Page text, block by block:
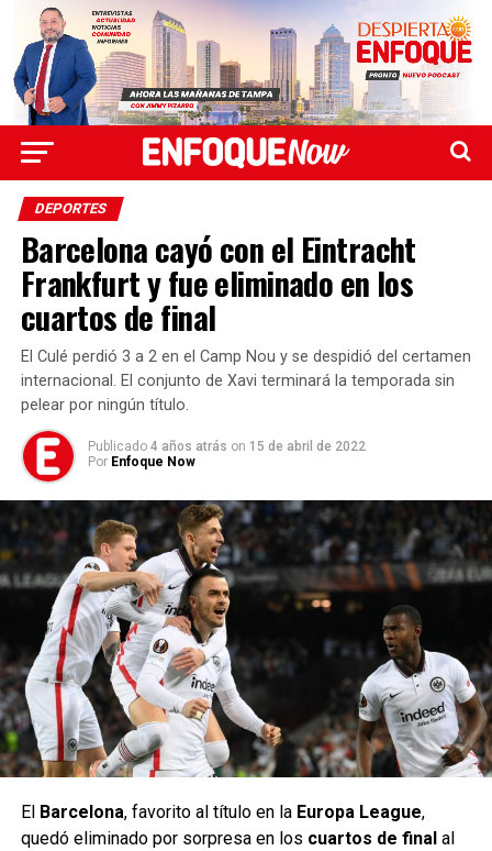
DEPORTES
Barcelona cayó con el Eintracht
Frankfurt y fue eliminado en los
cuartos de final
El Culé perdió 3 a 2 en el Camp Nou y se despidió del certamen
internacional. El conjunto de Xavi terminará la temporada sin
pelear por ningún título.
Publicado 4 años atrás on 15 de abril de 2022
Por Enfoque Now
El Barcelona, favorito al título en laEuropa League,
quedó eliminado por sorpresa en los cuartos de final al